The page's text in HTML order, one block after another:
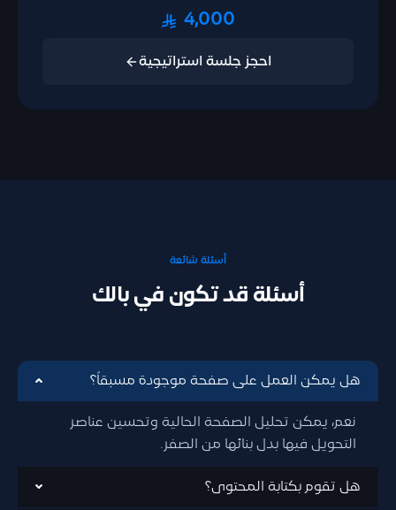
4,000
احجز جلسة استراتيجية
أسئلة شائعة
أسئلة قد تكون في بالك
هل يمكن العمل على صفحة موجودة مسبقاً؟
نعم، يمكن تحليل الصفحة الحالية وتحسين عناصر
التحويل فيها بدل بنائها من الصفر.
هل تقوم بكتابة المحتوى؟